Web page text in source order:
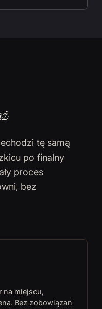
tę samą
po finalny
proces
bez
na miejscu,
Bez zobowiązań